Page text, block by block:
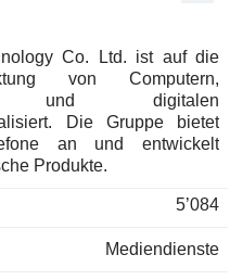
Co. Ltd. ist auf die
von Computern,
und digitalen
Die Gruppe bietet
an und entwickelt
Produkte.
5’084
Mediendienste